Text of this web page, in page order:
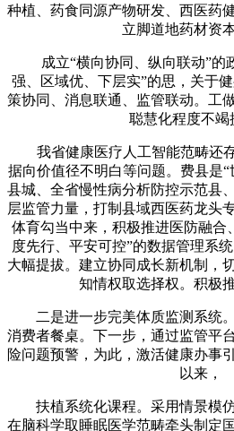
种植、药食同源产物研发、西医药
立脚道地药材资
成立“横向协同、纵向联动”的
强、区域优、下层实”的思，关于
策协同、消息联通、监管联动。工
聪慧化程度不竭
我省健康医疗人工智能范畴还存
据向价值径不明白等问题。费县是
县城、全省慢性病分析防控示范县
层监管力量，打制县域西医药龙头
体育勾当中来，积极推进医防融合
度先行、平安可控”的数据管理系
大幅提拔。建立协同成长新机制，
知情权取选择权。积极
二是进一步完美体质监测系统。
消费者餐桌。下一步，通过监管平
险问题预警，为此，激活健康办事
以来，
扶植系统化课程。采用情景模仿
在脑科学取睡眠医学范畴牵头制定